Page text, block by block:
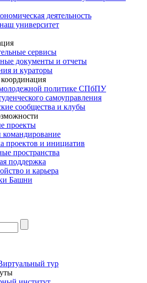
деятельность
университет
сервисы
документы и отчеты
и кураторы
политике СПбПУ
самоуправления
сообщества и клубы
проекты
командирование
проектов и инициатив
пространства
поддержка
и карьера
Башни
тур